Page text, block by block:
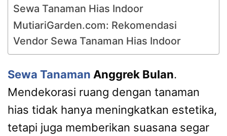
Sewa Tanaman Hias Indoor
MutiariGarden.com: Rekomendasi
Vendor Sewa Tanaman Hias Indoor
Sewa Tanaman Anggrek Bulan.
Mendekorasi ruang dengan tanaman
hias tidak hanya meningkatkan estetika,
tetapi juga memberikan suasana segar